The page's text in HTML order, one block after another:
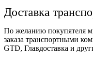
Доставка
По желанию покупятеля
заказа транспортными
GTD, Главдоставка и